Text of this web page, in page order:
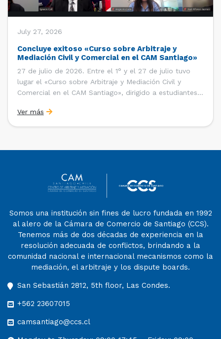
July 27, 2026
Concluye exitoso «Curso sobre Arbitraje y
Mediación Civil y Comercial en el CAM Santiago»
27 de julio de 2026. Entre el 1° y el 27 de julio tuvo
lugar el «Curso sobre Arbitraje y Mediación Civil y
Comercial en el CAM Santiago», dirigido a estudiantes,
entre 2023 y 2025 ganaron el «Pre-Moot del CAM
Santiago», […]
Ver más
Somos una institución sin fines de lucro fundada en 1992
al alero de la Cámara de Comercio de Santiago (CCS).
Tenemos más de dos décadas de experiencia en la
resolución adecuada de conflictos, brindando a la
comunidad nacional e internacional mecanismos como la
mediación, el arbitraje y los dispute boards.
San Sebastián 2812, 5th floor, Las Condes.
+562 23607015
camsantiago@ccs.cl